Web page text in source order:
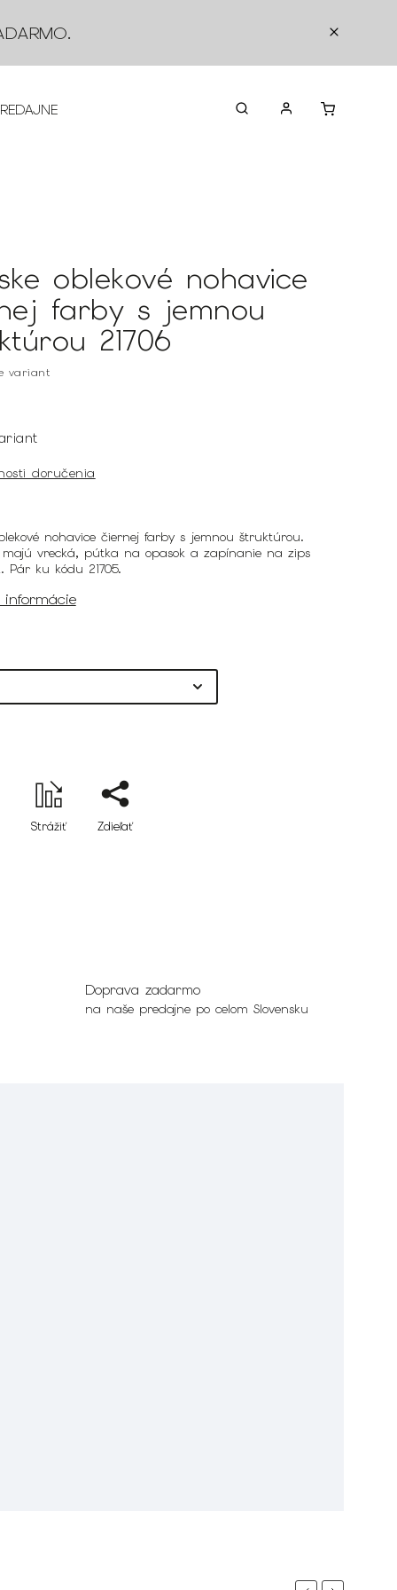
.
KONTAKTY
oblekové nohavice
farby s jemnou
21706
variant
doručenia
nohavice čiernej farby s jemnou štruktúrou.
majú vrecká, pútka na opasok a zapínanie na zips
Pár ku kódu 21705.
informácie
Strážiť Zdieľať
Doprava zadarmo
na naše predajne po celom Slovensku